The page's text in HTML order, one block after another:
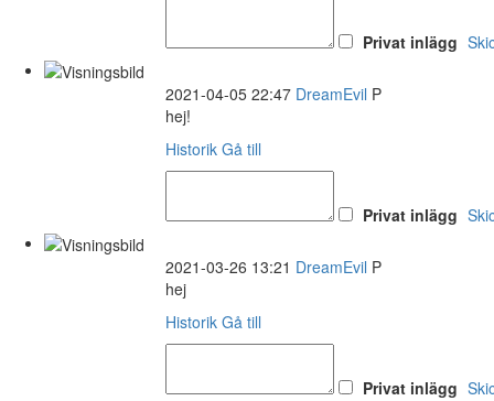
Privat inlägg
2021-04-05 22:47 DreamEvil P
hej!
Historik Gå till
Privat inlägg
2021-03-26 13:21 DreamEvil P
hej
Historik Gå till
Privat inlägg